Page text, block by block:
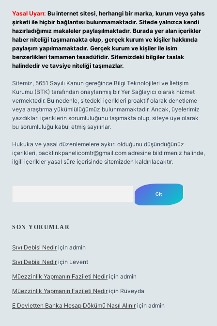
Yasal Uyarı: Bu internet sitesi, herhangi bir marka, kurum veya şahıs
şirketi ile hiçbir bağlantısı bulunmamaktadır. Sitede yalnızca kendi
hazırladığımız makaleler paylaşılmaktadır. Burada yer alan içerikler
haber niteliği taşımamakta olup, gerçek kurum ve kişiler hakkında
paylaşım yapılmamaktadır. Gerçek kurum ve kişiler ile isim
benzerlikleri tamamen tesadüfidir. Sitemizdeki bilgiler taslak
halindedir ve tavsiye niteliği taşımazlar.
Sitemiz, 5651 Sayılı Kanun gereğince Bilgi Teknolojileri ve İletişim
Kurumu (BTK) tarafından onaylanmış bir Yer Sağlayıcı olarak hizmet
vermektedir. Bu nedenle, sitedeki içerikleri proaktif olarak denetleme
veya araştırma yükümlülüğümüz bulunmamaktadır. Ancak, üyelerimiz
yazdıkları içeriklerin sorumluluğunu taşımakta olup, siteye üye olarak
bu sorumluluğu kabul etmiş sayılırlar.
Hukuka ve yasal düzenlemelere aykırı olduğunu düşündüğünüz
içerikleri, backlinkpanelicomtr@gmail.com adresine bildirmeniz halinde,
ilgili içerikler yasal süre içerisinde sitemizden kaldırılacaktır.
SON YORUMLAR
Sıvı Debisi Nedir için admin
Sıvı Debisi Nedir için Levent
Müezzinlik Yapmanın Fazileti Nedir için admin
Müezzinlik Yapmanın Fazileti Nedir için Rüveyda
E Devletten Banka Hesap Dökümü Nasıl Alınır için admin